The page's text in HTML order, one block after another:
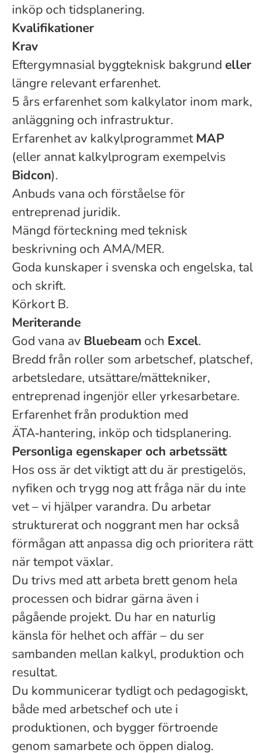
inköp och tidsplanering.
Kvalifikationer
Krav
Eftergymnasial byggteknisk bakgrund eller
längre relevant erfarenhet.
5 års erfarenhet som kalkylator inom mark,
anläggning och infrastruktur.
Erfarenhet av kalkylprogrammetMAP
(eller annat kalkylprogram exempelvis
Bidcon).
Anbuds vana och förståelse för
entreprenad juridik.
Mängd förteckning med teknisk
beskrivning och AMA/MER.
Goda kunskaper i svenska och engelska, tal
och skrift.
Körkort B.
Meriterande
God vana av Bluebeam och Excel.
Bredd från roller som arbetschef, platschef,
arbetsledare, utsättare/mättekniker,
entreprenad ingenjör eller yrkesarbetare.
Erfarenhet från produktion med
ÄTA‑hantering, inköp och tidsplanering.
Personliga egenskaper och arbetssätt
Hos oss är det viktigt att du är prestigelös,
nyfiken och trygg nog att fråga när du inte
vet – vi hjälper varandra. Du arbetar
strukturerat och noggrant men har också
förmågan att anpassa dig och prioritera rätt
när tempot växlar.
Du trivs med att arbeta brett genom hela
processen och bidrar gärna även i
pågående projekt. Du har en naturlig
känsla för helhet och affär – du ser
sambanden mellan kalkyl, produktion och
resultat.
Du kommunicerar tydligt och pedagogiskt,
både med arbetschef och ute i
produktionen, och bygger förtroende
genom samarbete och öppen dialog.